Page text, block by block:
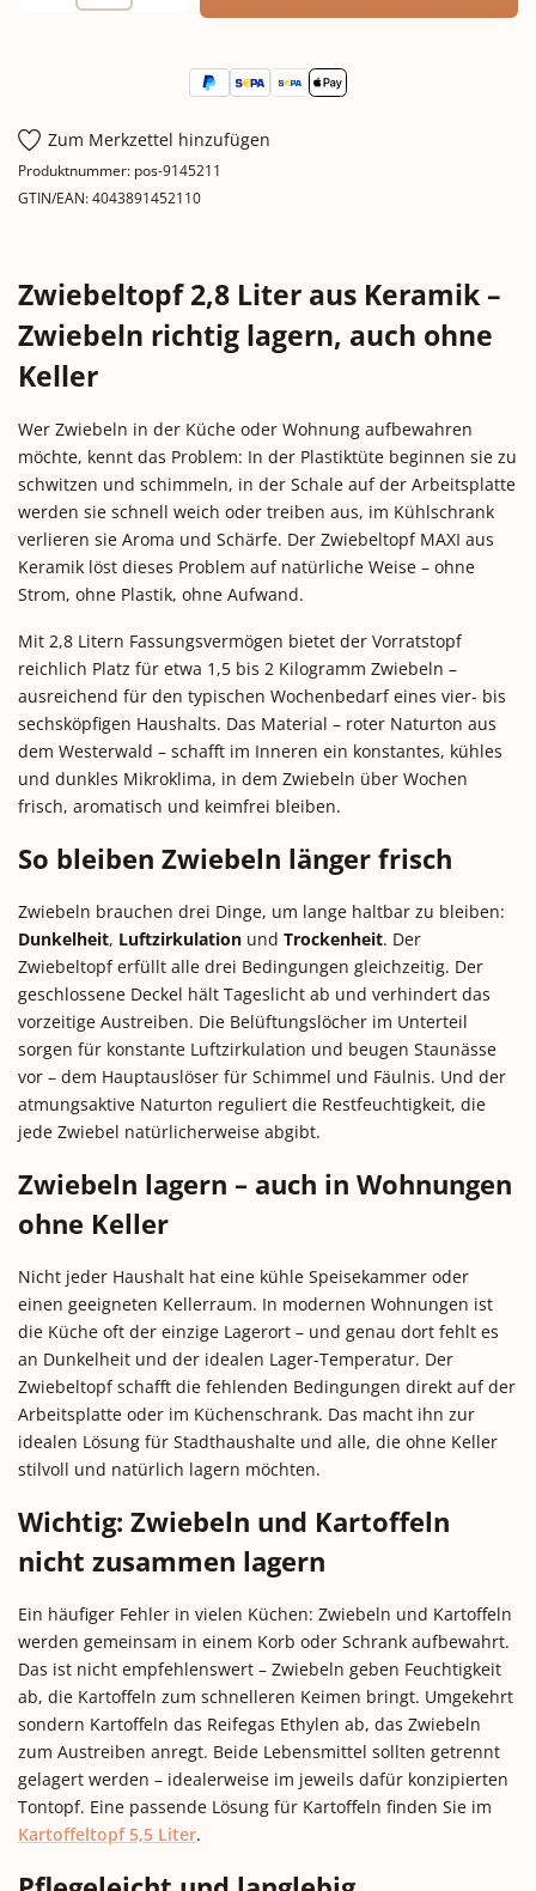
Zum Merkzettel hinzufügen
Produktnummer: pos-9145211
GTIN/EAN:4043891452110
Zwiebeltopf 2,8 Liter aus Keramik –
Zwiebeln richtig lagern, auch ohne
Keller
Wer Zwiebeln in der Küche oder Wohnung aufbewahren
möchte, kennt das Problem: In der Plastiktüte beginnen sie zu
schwitzen und schimmeln, in der Schale auf der Arbeitsplatte
werden sie schnell weich oder treiben aus, im Kühlschrank
verlieren sie Aroma und Schärfe. Der Zwiebeltopf MAXI aus
Keramik löst dieses Problem auf natürliche Weise – ohne
Strom, ohne Plastik, ohne Aufwand.
Mit 2,8 Litern Fassungsvermögen bietet der Vorratstopf
reichlich Platz für etwa 1,5 bis 2 Kilogramm Zwiebeln –
ausreichend für den typischen Wochenbedarf eines vier- bis
sechsköpfigen Haushalts. Das Material – roter Naturton aus
dem Westerwald – schafft im Inneren ein konstantes, kühles
und dunkles Mikroklima, in dem Zwiebeln über Wochen
frisch, aromatisch und keimfrei bleiben.
So bleiben Zwiebeln länger frisch
Zwiebeln brauchen drei Dinge, um lange haltbar zu bleiben:
Dunkelheit, Luftzirkulation und Trockenheit. Der
Zwiebeltopf erfüllt alle drei Bedingungen gleichzeitig. Der
geschlossene Deckel hält Tageslicht ab und verhindert das
vorzeitige Austreiben. Die Belüftungslöcher im Unterteil
sorgen für konstante Luftzirkulation und beugen Staunässe
vor – dem Hauptauslöser für Schimmel und Fäulnis. Und der
atmungsaktive Naturton reguliert die Restfeuchtigkeit, die
jede Zwiebel natürlicherweise abgibt.
Zwiebeln lagern – auch in Wohnungen
ohne Keller
Nicht jeder Haushalt hat eine kühle Speisekammer oder
einen geeigneten Kellerraum. In modernen Wohnungen ist
die Küche oft der einzige Lagerort – und genau dort fehlt es
an Dunkelheit und der idealen Lager-Temperatur. Der
Zwiebeltopf schafft die fehlenden Bedingungen direkt auf der
Arbeitsplatte oder im Küchenschrank. Das macht ihn zur
idealen Lösung für Stadthaushalte und alle, die ohne Keller
stilvoll und natürlich lagern möchten.
Wichtig: Zwiebeln und Kartoffeln
nicht zusammen lagern
Ein häufiger Fehler in vielen Küchen: Zwiebeln und Kartoffeln
werden gemeinsam in einem Korb oder Schrank aufbewahrt.
Das ist nicht empfehlenswert – Zwiebeln geben Feuchtigkeit
ab, die Kartoffeln zum schnelleren Keimen bringt. Umgekehrt
sondern Kartoffeln das Reifegas Ethylen ab, das Zwiebeln
zum Austreiben anregt. Beide Lebensmittel sollten getrennt
gelagert werden – idealerweise im jeweils dafür konzipierten
Tontopf. Eine passende Lösung für Kartoffeln finden Sie im
Kartoffeltopf 5,5 Liter.